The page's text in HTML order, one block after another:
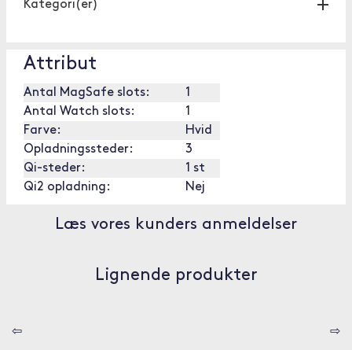
Kategori(er)
Attribut
Antal MagSafe slots:
1
Antal Watch slots:
1
Farve:
Hvid
Opladningssteder:
3
Qi-steder:
1 st
Qi2 opladning:
Nej
Læs vores kunders anmeldelser
Lignende produkter
⇦ ⇨